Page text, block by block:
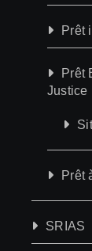
Prêt
Prêt
Justice
Prêt
SRIAS